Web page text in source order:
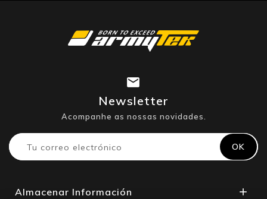
Newsletter
Acompanhe as nossas novidades.
Almacenar Información 